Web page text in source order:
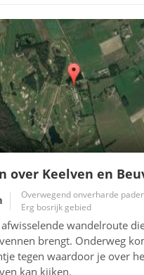
over Keelven en
Overwegend onverharde
Erg bosrijk gebied
wandelroute
brengt. Onderweg
tegen waardoor je over
kan kijken.